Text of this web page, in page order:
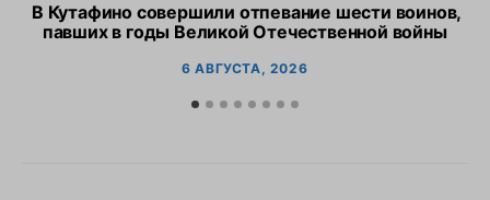
В Кутафино совершили отпевание шести воинов,
павших в годы Великой Отечественной войны
6 АВГУСТА, 2026